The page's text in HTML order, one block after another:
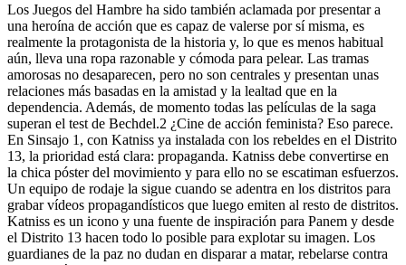
Los Juegos del Hambre ha sido también aclamada por presentar a
una heroína de acción que es capaz de valerse por sí misma, es
realmente la protagonista de la historia y, lo que es menos habitual
aún, lleva una ropa razonable y cómoda para pelear. Las tramas
amorosas no desaparecen, pero no son centrales y presentan unas
relaciones más basadas en la amistad y la lealtad que en la
dependencia. Además, de momento todas las películas de la saga
superan el test de Bechdel.2 ¿Cine de acción feminista? Eso parece.
En Sinsajo 1, con Katniss ya instalada con los rebeldes en el Distrito
13, la prioridad está clara: propaganda. Katniss debe convertirse en
la chica póster del movimiento y para ello no se escatiman esfuerzos.
Un equipo de rodaje la sigue cuando se adentra en los distritos para
grabar vídeos propagandísticos que luego emiten al resto de distritos.
Katniss es un icono y una fuente de inspiración para Panem y desde
el Distrito 13 hacen todo lo posible para explotar su imagen. Los
guardianes de la paz no dudan en disparar a matar, rebelarse contra